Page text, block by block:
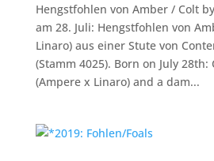
Hengstfohlen von Amber / Colt
am 28. Juli: Hengstfohlen von
Linaro) aus einer Stute von
(Stamm 4025). Born on July 28th:
(Ampere x Linaro) and a dam...